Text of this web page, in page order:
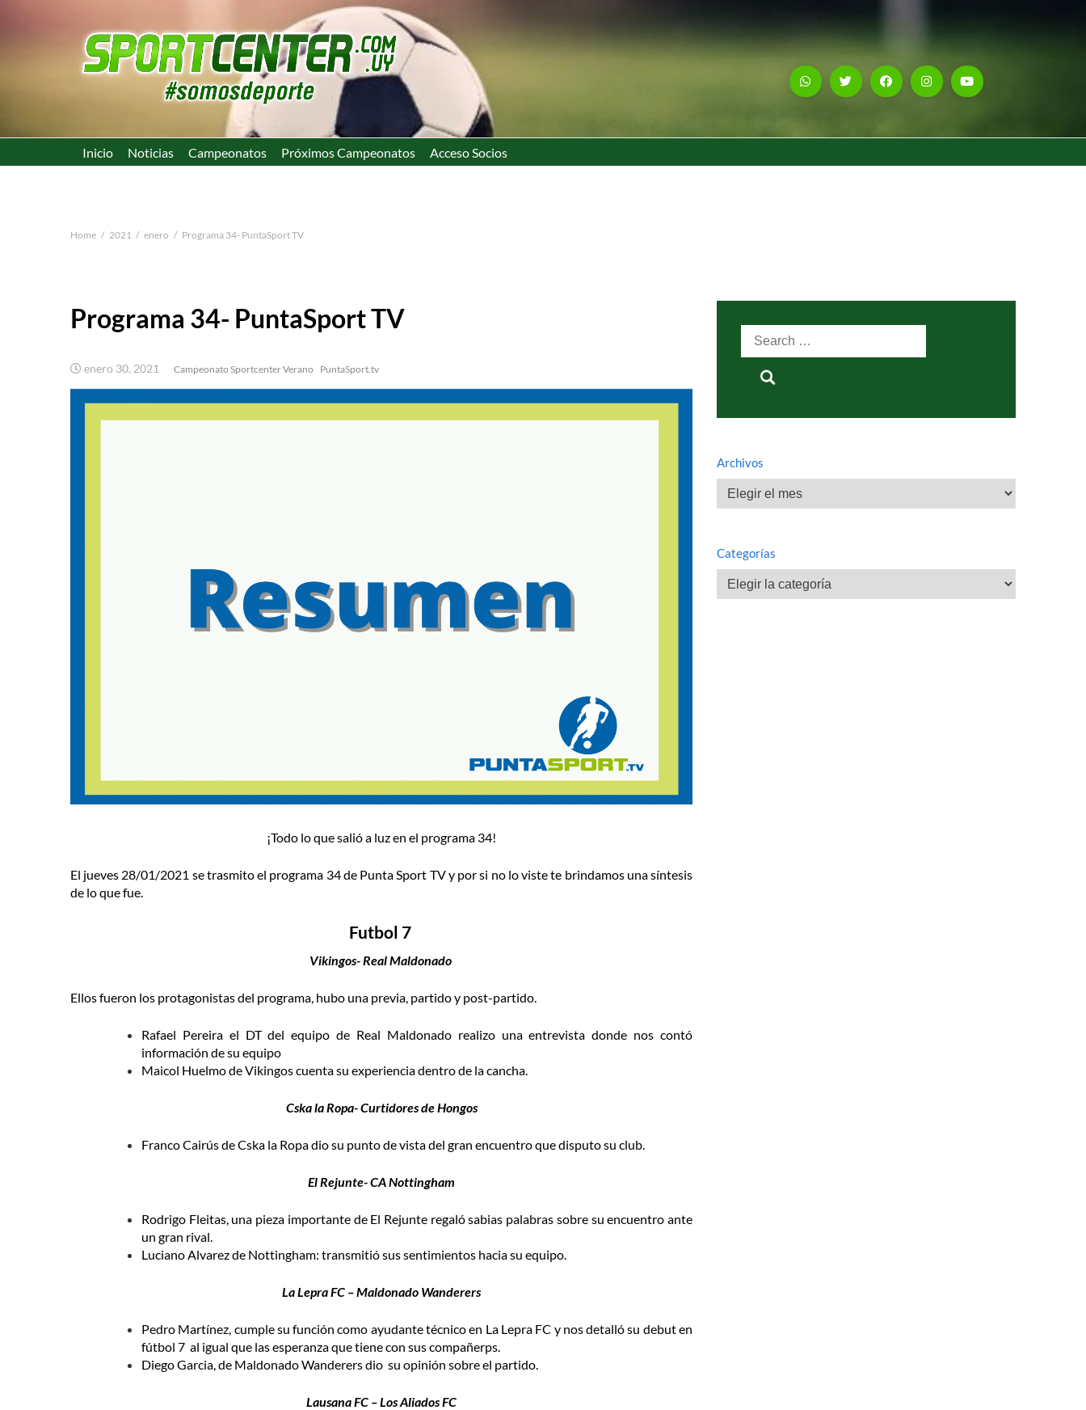
Inicio Noticias Campeonatos Próximos Campeonatos Acceso Socios
Home 2021 enero Programa 34- PuntaSport TV
Programa 34- PuntaSport TV
enero 30, 2021 Campeonato Sportcenter Verano PuntaSport.tv
¡Todo lo que salió a luz en el programa 34!
El jueves 28/01/2021 se trasmito el programa 34 de Punta Sport TV y por si no lo viste te brindamos una síntesis
de lo que fue.
Futbol 7
Vikingos- Real Maldonado
Ellos fueron los protagonistas del programa, hubo una previa, partido y post-partido.
Rafael Pereira el DT del equipo de Real Maldonado realizo una entrevista donde nos contó
información de su equipo
Maicol Huelmo de Vikingos cuenta su experiencia dentro de la cancha.
Cska la Ropa- Curtidores de Hongos
Franco Cairús de Cska la Ropa dio su punto de vista del gran encuentro que disputo su club.
El Rejunte- CA Nottingham
Rodrigo Fleitas, una pieza importante de El Rejunte regaló sabias palabras sobre su encuentro ante
un gran rival.
Luciano Alvarez de Nottingham: transmitió sus sentimientos hacia su equipo.
La Lepra FC – Maldonado Wanderers
Pedro Martínez, cumple su función como ayudante técnico en La Lepra FC y nos detalló su debut en
fútbol 7 al igual que las esperanza que tiene con sus compañerps.
Diego Garcia, de Maldonado Wanderers dio su opinión sobre el partido.
Lausana FC – Los Aliados FC
Search
for:
Archivos
Archivos
Categorías
Categorías